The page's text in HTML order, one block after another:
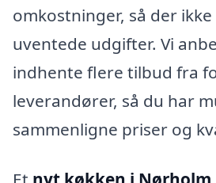
omkostninger, så der
uventede udgifter. Vi
indhente flere tilbud fra
leverandører, så du har
sammenligne priser og